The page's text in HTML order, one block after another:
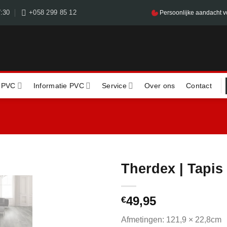
+058 299 85 12 Persoonlijke aandacht
Informatie PVC Service Over ons Contact
Therdex | Tapis
€49,95
Afmetingen: 121,9 × 22,8cm